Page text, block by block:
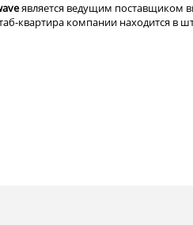
является ведущим поставщиком
квартира компании находится в